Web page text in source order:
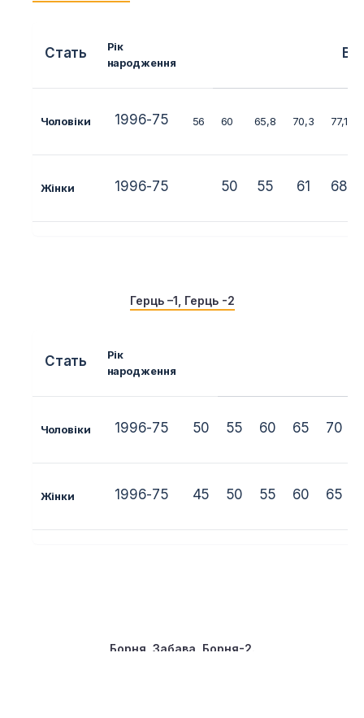
Стать
Рік
народження
Чоловіки 1996-75 56 60 65,8 70,3 77,1
Жінки 1996-75 50 55 61 68
Герць –1 Герць -2
Стать
Рік
народження
Чоловіки 1996-75 50 55 60 65 70
Жінки 1996-75 45 50 55 60 65
Борня ,Забава, Борня-2.